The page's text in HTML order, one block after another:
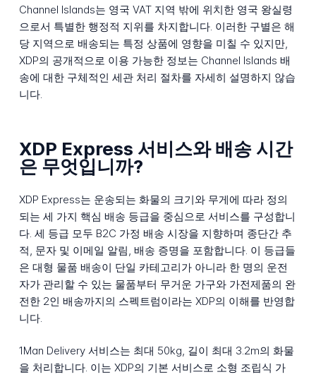
Channel Islands는 영국 VAT 지역 밖에 위치한 영국 왕실령
으로서 특별한 행정적 지위를 차지합니다. 이러한 구별은 해
당 지역으로 배송되는 특정 상품에 영향을 미칠 수 있지만,
XDP의 공개적으로 이용 가능한 정보는 Channel Islands 배
송에 대한 구체적인 세관 처리 절차를 자세히 설명하지 않습
니다.
XDP Express 서비스와 배송 시간
은 무엇입니까?
XDP Express는 운송되는 화물의 크기와 무게에 따라 정의
되는 세 가지 핵심 배송 등급을 중심으로 서비스를 구성합니
다. 세 등급 모두 B2C 가정 배송 시장을 지향하며 종단간 추
적, 문자 및 이메일 알림, 배송 증명을 포함합니다. 이 등급들
은 대형 물품 배송이 단일 카테고리가 아니라 한 명의 운전
자가 관리할 수 있는 물품부터 무거운 가구와 가전제품의 완
전한 2인 배송까지의 스펙트럼이라는 XDP의 이해를 반영합
니다.
1Man Delivery 서비스는 최대 50kg, 길이 최대 3.2m의 화물
을 처리합니다. 이는 XDP의 기본 서비스로 소형 조립식 가